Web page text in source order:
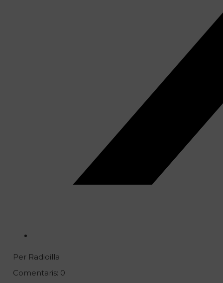
Per Radioilla
Comentaris: 0